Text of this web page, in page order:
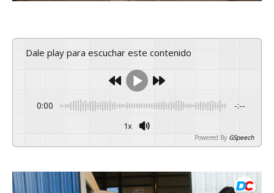
Dale play para escuchar este contenido
0:00 -:--
1x
Powered By GSpeech